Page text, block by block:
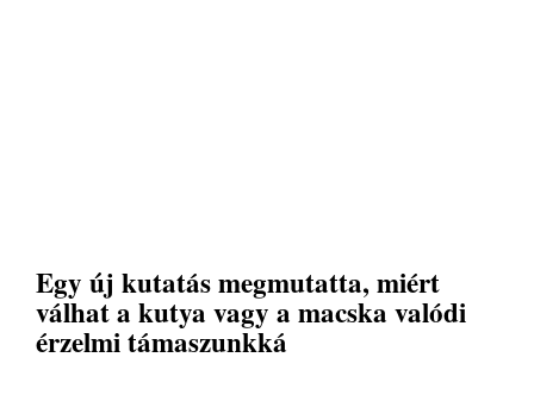
Egy új kutatás megmutatta, miért
válhat a kutya vagy a macska valódi
érzelmi támaszunkká